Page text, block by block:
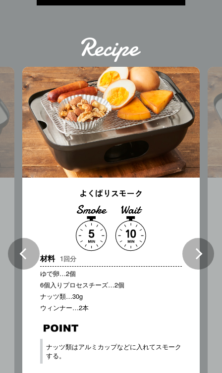
よくばりスモーク
材料 1回分
ゆで卵…2個
6個入りプロセスチーズ…2個
ナッツ類…30g
ウィンナー…2本
ナッツ類はアルミカップなどに入れてスモーク
する。